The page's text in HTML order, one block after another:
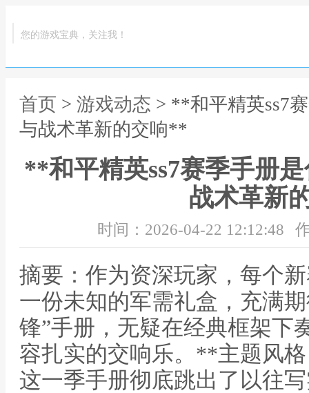
您的游戏宝典，关注我！
首页 > 游戏动态 > **和平精英ss7
与战术革新的交响**
**和平精英ss7赛季手册
战术革新
时间：2026-04-22 12:12:48
摘要：作为资深玩家，每个
一份未知的军需礼盒，充满
锋”手册，无疑在经典框架下
容扎实的交响乐。**主题风
这一季手册彻底跳出了以往